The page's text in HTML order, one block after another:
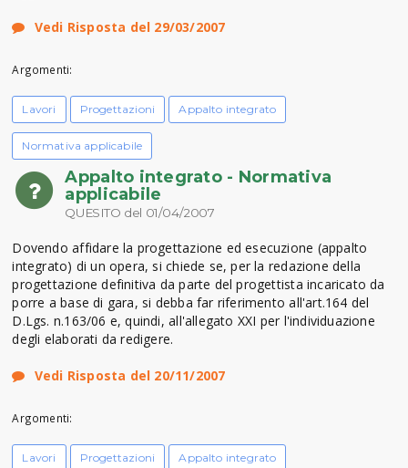
Vedi Risposta del 29/03/2007
Argomenti:
Lavori Progettazioni Appalto integrato
Normativa applicabile
Appalto integrato - Normativa
applicabile
QUESITO del 01/04/2007
Dovendo affidare la progettazione ed esecuzione (appalto
integrato) di un opera, si chiede se, per la redazione della
progettazione definitiva da parte del progettista incaricato da
porre a base di gara, si debba far riferimento all'art.164 del
D.Lgs. n.163/06 e, quindi, all'allegato XXI per l'individuazione
degli elaborati da redigere.
Vedi Risposta del 20/11/2007
Argomenti:
Lavori Progettazioni Appalto integrato